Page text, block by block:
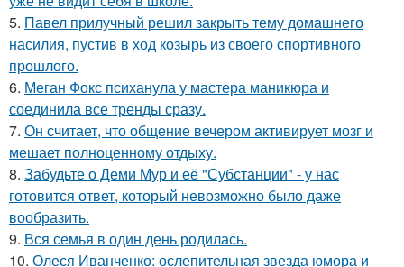
5. Павел прилучный решил закрыть тему домашнего
насилия, пустив в ход козырь из своего спортивного
прошлого.
6. Меган Фокс психанула у мастера маникюра и
соединила все тренды сразу.
7. Он считает, что общение вечером активирует мозг и
мешает полноценному отдыху.
8. Забудьте о Деми Мур и её "Субстанции" - у нас
готовится ответ, который невозможно было даже
вообразить.
9. Вся семья в один день родилась.
10. Олеся Иванченко: ослепительная звезда юмора и